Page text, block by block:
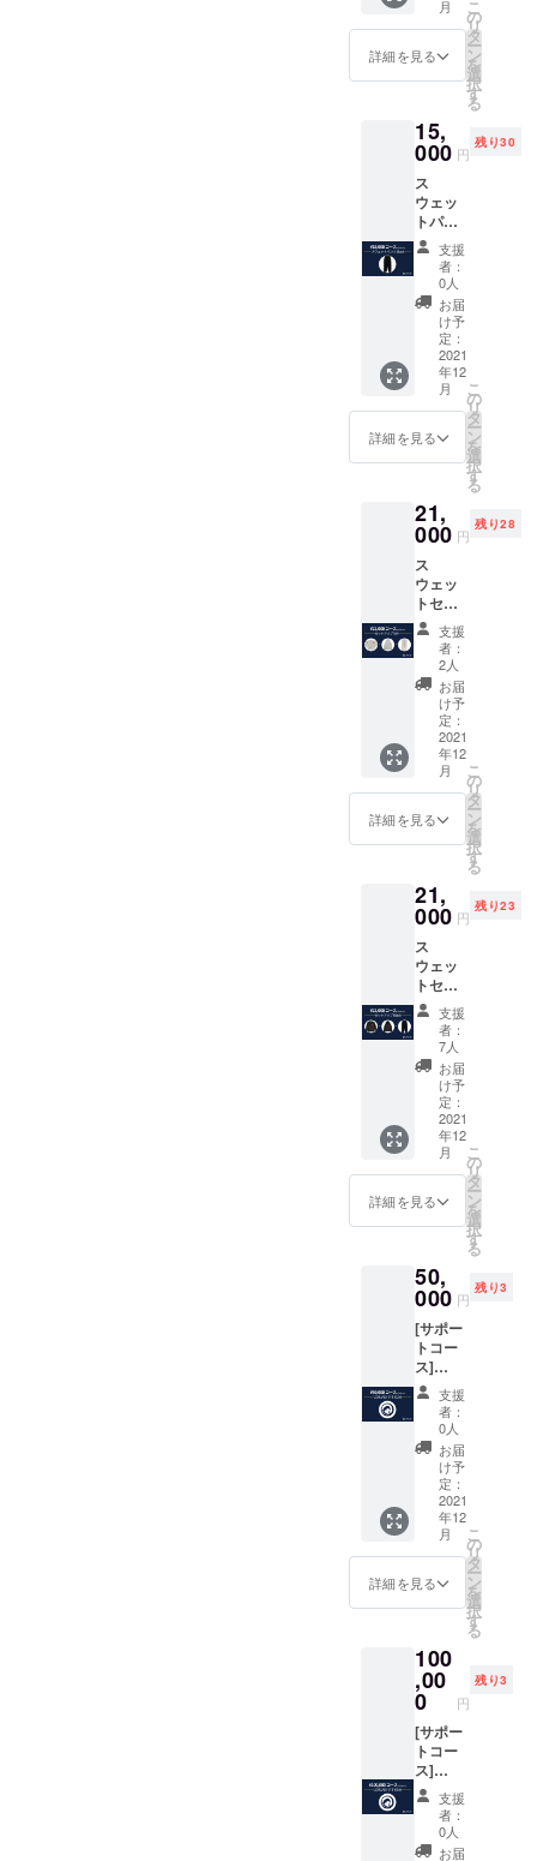
してい
ただい
た方の
ず備考
欄にご
お名前
をご記
入くだ
さい。
（※ニッ
クネー
ム可）
ズ】S,
M, L, XL
サイズ
●LOVL
UEから
メッ
セージ
付きの
ポスト
カード
●LOVL
UEオ
フィ
シャル
サイト
に支援
してい
ただい
た方の
名前（※
可）
く、
10°Cの
低温で
も暖か
す。 ✔︎
シュリ
ンクフ
リー
（縮ま
ない）
✔︎ウエ
スト
は、ド
ロース
トリン
グタイ
材】
コット
ン98％ /
ポリエ
ズ】S,
M, L, XL
表をご
確認く
ださい"
●LOVL
UEから
感謝の
メッ
セージ
付きの
ポスト
カード
●LOVL
UEオ
フィ
してい
ただい
名前 ※
支援
時、必
ず備考
欄にご
希望の
お名前
をご記
入くだ
さい。
（※ニッ
クネー
月
詳細を見る
こ
の
リ
タ
ー
ン
を
選
択
す
る
15,
000 円
残り30
ス
ウェッ
トパン
ツ
[Black]
✔︎ ユニ
セック
オンス
と非常
に重
く、
10°Cの
低温で
も暖か
す。 ✔︎
シュリ
ンクフ
リー
（縮ま
ない）
✔︎ウエ
スト
は、ド
ロース
トリン
グタイ
材】
コット
ン100%
【サイ
M, L, XL
表をご
確認く
●LOVL
UEから
感謝の
メッ
セージ
付きの
ポスト
カード
●LOVL
UEオ
フィ
シャル
サイト
に支援
名前 ※
支援
ず備考
欄にご
希望の
お名前
をご記
入くだ
さい。
（※ニッ
クネー
ム可）
支援
者：
0人
お届
け予
定：
2021
年12
月
詳細を見る
こ
の
リ
タ
ー
ン
を
選
択
す
る
21,
000 円
残り28
ス
ウェッ
トセッ
トアッ
プ[Ash]
備考欄
にお好
きな組
み合わ
せをご
記入く
ださ
い。 ①
シャツ
orフー
プスの
サイズ
③ボト
ムのサ
イズ
●LOVL
UEから
感謝の
メッ
セージ
付きの
ポスト
カード
●LOVL
UEオ
フィ
シャル
ただい
た方の
支援
時、必
ず備考
欄にご
希望の
お名前
をご記
入くだ
さい。
（※ニッ
クネー
ム可）
支援
者：
2人
お届
け予
定：
2021
年12
月
詳細を見る
こ
の
リ
タ
ー
ン
を
選
択
す
る
21,
000 円
残り23
ス
ウェッ
トセッ
トアッ
プ
[Black]
備考欄
にお好
きな組
み合わ
せをご
記入く
ださ
い。 ①
シャツ
②トッ
プスの
サイズ
③ボト
ムのサ
イズ
●LOVL
UEから
感謝の
メッ
セージ
付きの
ポスト
カード
●LOVL
UEオ
フィ
してい
ただい
た方の
名前 ※
支援
時、必
ず備考
欄にご
希望の
お名前
をご記
支援
者：
7人
お届
け予
定：
2021
年12
月
詳細を見る
こ
の
リ
タ
ー
ン
を
選
択
す
る
50,
000 円
残り3
[サポー
トコー
ス]
LOVLU
Eのおす
すめ3点
セット
お届け
内容
は、
LOVLU
Eオリジ
ナルの
プロダ
クト
扱って
いる商
品の中
から抜
粋いた
しま
す。 備
考欄へ
ご希望
サイズ
をご記
支援
者：
0人
お届
け予
定：
2021
年12
月
詳細を見る
こ
の
リ
タ
ー
ン
を
選
択
す
る
100
,00
0 円
残り3
[サポー
トコー
ス]
LOVLU
Eのおす
すめ5点
セット
支援
者：
0人
お届